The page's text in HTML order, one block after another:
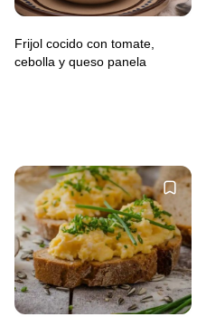
Frijol cocido con tomate,
cebolla y queso panela